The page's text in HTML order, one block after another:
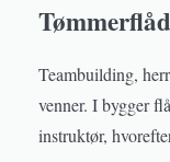
Teambuilding,
venner. I bygger
instruktør,